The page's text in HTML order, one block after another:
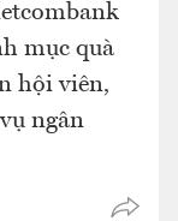
mục quà
hội viên,
ngân